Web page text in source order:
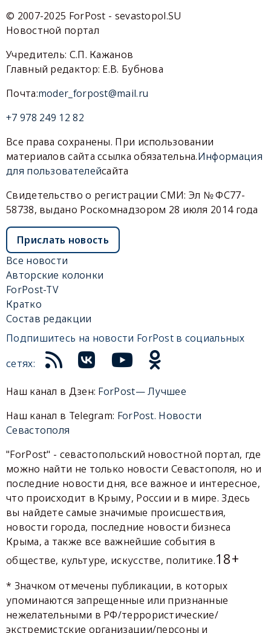
© 2007-2025 ForPost - sevastopol.SU
Новостной портал
Учредитель: С.П. Кажанов
Главный редактор: Е.В. Бубнова
Почта:moder_forpost@mail.ru
+7 978 249 12 82
Все права сохранены. При использовании
материалов сайта ссылка обязательна.Информация
для пользователейсайта
Свидетельство о регистрации СМИ: Эл № ФС77-
58738, выдано Роскомнадзором 28 июля 2014 года
Прислать новость
Все новости
Авторские колонки
ForPost-TV
Кратко
Состав редакции
Подпишитесь на новости ForPost в социальных
сетях:
Наш канал в Дзен: ForPost— Лучшее
Наш канал в Telegram: ForPost. Новости
Севастополя
"ForPost" - севастопольский новостной портал, где
можно найти не только новости Севастополя, но и
последние новости дня, все важное и интересное,
что происходит в Крыму, России и в мире. Здесь
вы найдете самые значимые происшествия,
новости города, последние новости бизнеса
Крыма, а также все важнейшие события в
обществе, культуре, искусстве, политике.18+
* Значком отмечены публикации, в которых
упоминаются запрещенные или признанные
нежелательными в РФ/террористические/
экстремистские организации/персоны и